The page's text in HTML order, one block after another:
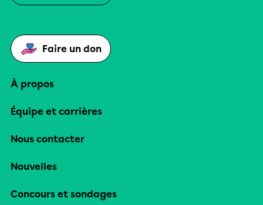
Faire un don
À propos
Équipe et carrières
Nous contacter
Nouvelles
Concours et sondages